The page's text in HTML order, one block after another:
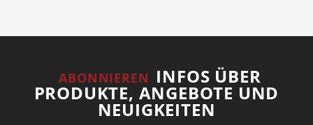
ABONNIEREN INFOS ÜBER
PRODUKTE, ANGEBOTE UND
NEUIGKEITEN